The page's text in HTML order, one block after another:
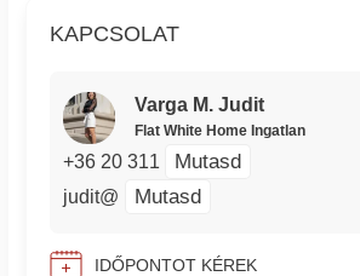
KAPCSOLAT
Varga M. Judit
Flat White Home Ingatlan
+36 20 311 Mutasd
judit@ Mutasd
IDŐPONTOT KÉREK